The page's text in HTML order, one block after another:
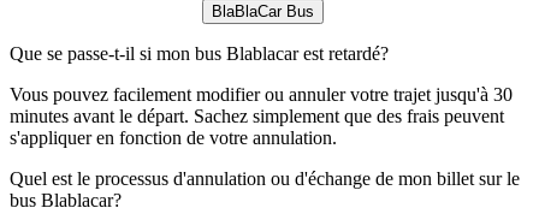
BlaBlaCar Bus
Que se passe-t-il si mon bus Blablacar est retardé?
Vous pouvez facilement modifier ou annuler votre trajet jusqu'à 30
minutes avant le départ. Sachez simplement que des frais peuvent
s'appliquer en fonction de votre annulation.
Quel est le processus d'annulation ou d'échange de mon billet sur le
bus Blablacar?